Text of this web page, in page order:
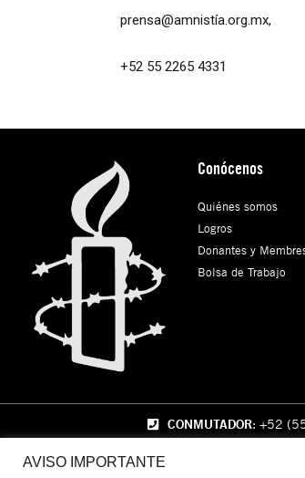
prensa@amnistía.org.mx,
+52 55 2265 4331
Conócenos
Quiénes somos
Logros
Donantes y
Bolsa de Trabajo
CONMUTADOR: +52
AVISO IMPORTANTE